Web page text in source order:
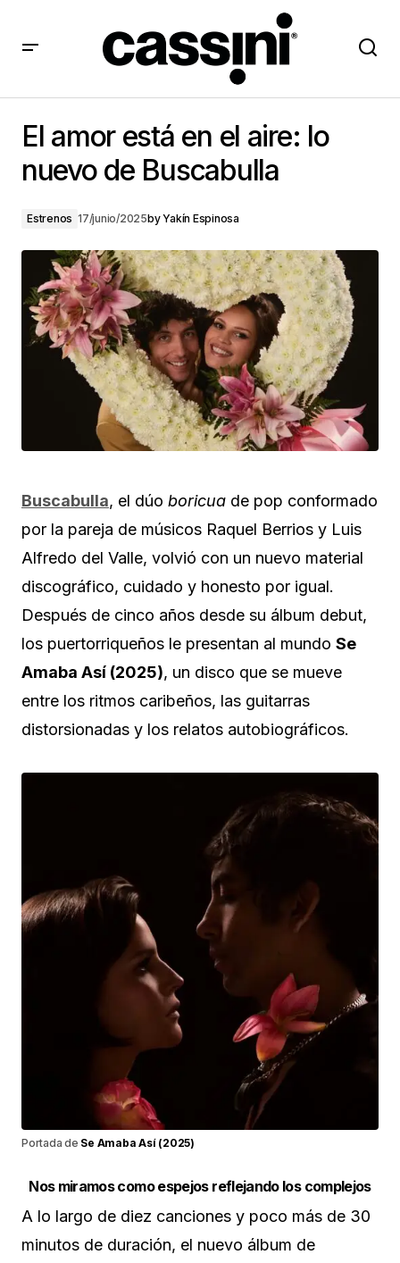
El amor está en el aire: lo
nuevo de Buscabulla
Estrenos 17/junio/2025byYakín Espinosa
Buscabulla, el dúo boricua de pop conformado
por la pareja de músicos Raquel Berrios y Luis
Alfredo del Valle, volvió con un nuevo material
discográfico, cuidado y honesto por igual.
Después de cinco años desde su álbum debut,
los puertorriqueños le presentan al mundo Se
Amaba Así (2025), un disco que se mueve
entre los ritmos caribeños, las guitarras
distorsionadas y los relatos autobiográficos.
Portada de Se Amaba Así (2025)
Nos miramos como espejos reflejando los complejos
A lo largo de diez canciones y poco más de 30
minutos de duración, el nuevo álbum de